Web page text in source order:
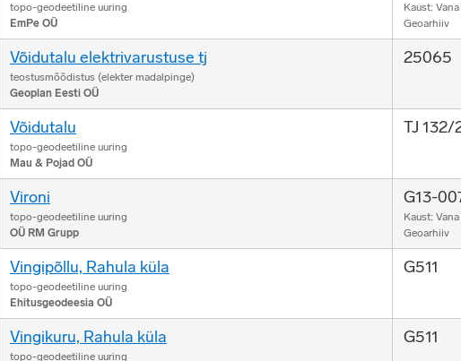
topo-geodeetiline uuring
EmPe OÜ
Kaust: Vana
Geoarhiiv
Võidutalu elektrivarustuse tj
teostusmõõdistus (elekter madalpinge)
Geoplan Eesti OÜ
25065
Võidutalu
topo-geodeetiline uuring
Mau & Pojad OÜ
TJ 132/
Vironi
topo-geodeetiline uuring
OÜ RM Grupp
G13-
Kaust: Vana
Geoarhiiv
Vingipõllu, Rahula küla
topo-geodeetiline uuring
Ehitusgeodeesia OÜ
G511
Vingikuru, Rahula küla
topo-geodeetiline uuring
G511